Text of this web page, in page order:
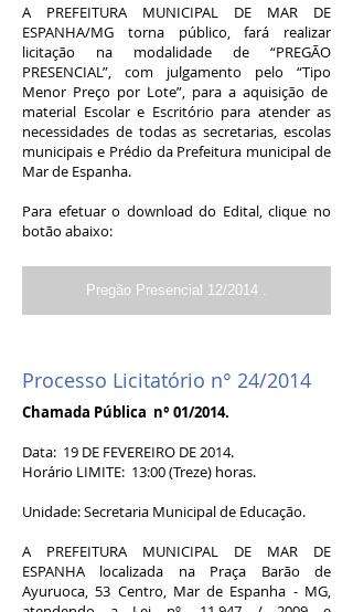
A PREFEITURA MUNICIPAL DE MAR DE
ESPANHA/MG torna público, fará realizar
licitação na modalidade de “PREGÃO
PRESENCIAL”, com julgamento pelo “Tipo
Menor Preço por Lote”, para a aquisição de
material Escolar e Escritório para atender as
necessidades de todas as secretarias, escolas
municipais e Prédio da Prefeitura municipal de
Mar de Espanha.
Para efetuar o download do Edital, clique no
botão abaixo:
Pregão Presencial 12/2014 .
Processo Licitatório n° 24/2014
Chamada Pública n° 01/2014.
Data: 19 DE FEVEREIRO DE 2014.
Horário LIMITE: 13:00 (Treze) horas.
Unidade: Secretaria Municipal de Educação.
A PREFEITURA MUNICIPAL DE MAR DE
ESPANHA localizada na Praça Barão de
Ayuruoca, 53 Centro, Mar de Espanha - MG,